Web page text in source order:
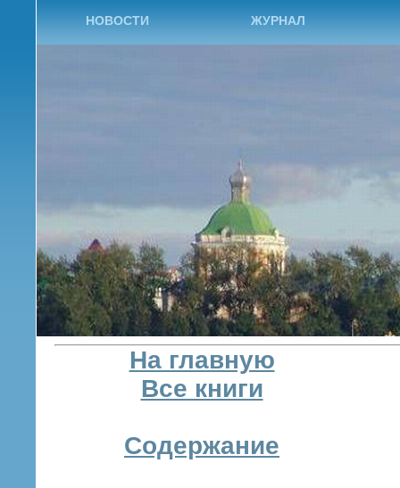
НОВОСТИ ЖУРНАЛ
На главную
Все книги
Содержание